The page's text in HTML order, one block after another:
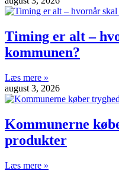
Timing er alt –
kommunen?
Læs mere »
august 3, 2026
Kommunerne
produkter
Læs mere »